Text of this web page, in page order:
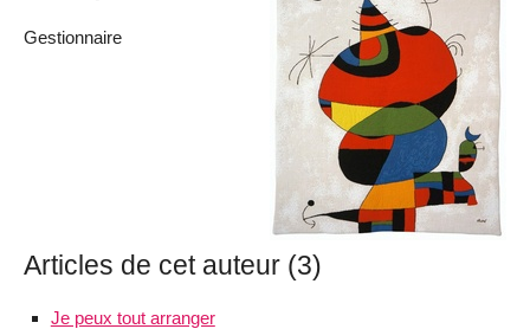
Gestionnaire
Articles de cet auteur (3)
Je peux tout arranger